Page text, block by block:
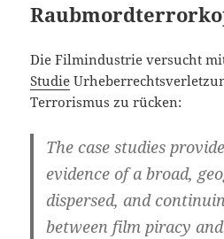
Die Filmindustrie versucht
Studie
Terrorismus zu rücken:
The case studies
evidence of a broad,
dispersed, and
between film piracy